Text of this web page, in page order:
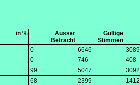
in %
Ausser
Betracht
Gültige
Stimmen
0 6646 3089
0 746 408
99 5047 3092
68 2399 1412